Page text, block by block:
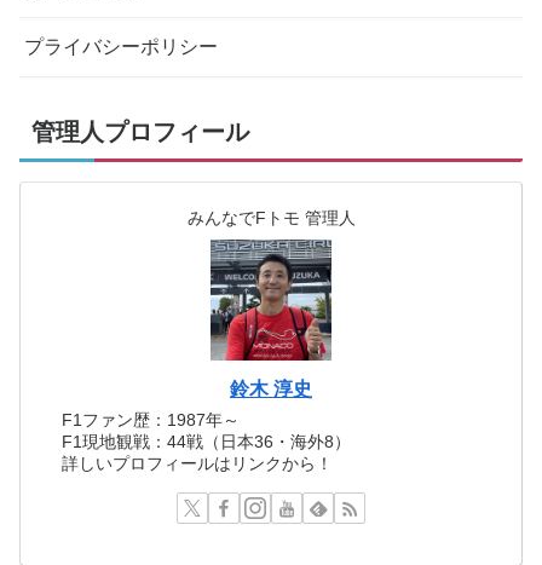
プライバシーポリシー
管理人プロフィール
みんなでFトモ 管理人
鈴木 淳史
F1ファン歴：1987年～
F1現地観戦：44戦（日本36・海外8）
詳しいプロフィールはリンクから！